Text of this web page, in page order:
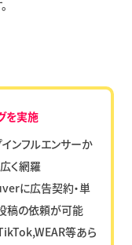
を実施
ンフルエンサーか
く網羅
に広告契約・単
稿の依頼が可能
等あら